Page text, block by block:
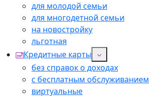
для молодой семьи
для многодетной семьи
на новостройку
льготная
Кредитные карты
без справок о доходах
с бесплатным обслуживанием
виртуальные